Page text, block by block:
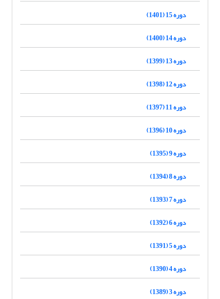
دوره 15 (1401)
دوره 14 (1400)
دوره 13 (1399)
دوره 12 (1398)
دوره 11 (1397)
دوره 10 (1396)
دوره 9 (1395)
دوره 8 (1394)
دوره 7 (1393)
دوره 6 (1392)
دوره 5 (1391)
دوره 4 (1390)
دوره 3 (1389)